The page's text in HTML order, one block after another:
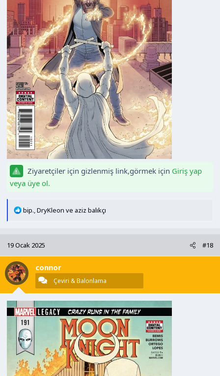
Ziyaretçiler için gizlenmiş link,görmek için Giriş yap
veya üye ol.
T
i
l
e
r
bip.,DryKleon ve aziz balıkçı
19 Ocak 2025 #18
connor
Çeviri & Balonlama